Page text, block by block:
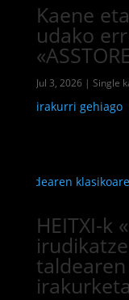
Kaene
udako
Jul 3, 2026 | Single
irakurri gehiago
HEITXI-k